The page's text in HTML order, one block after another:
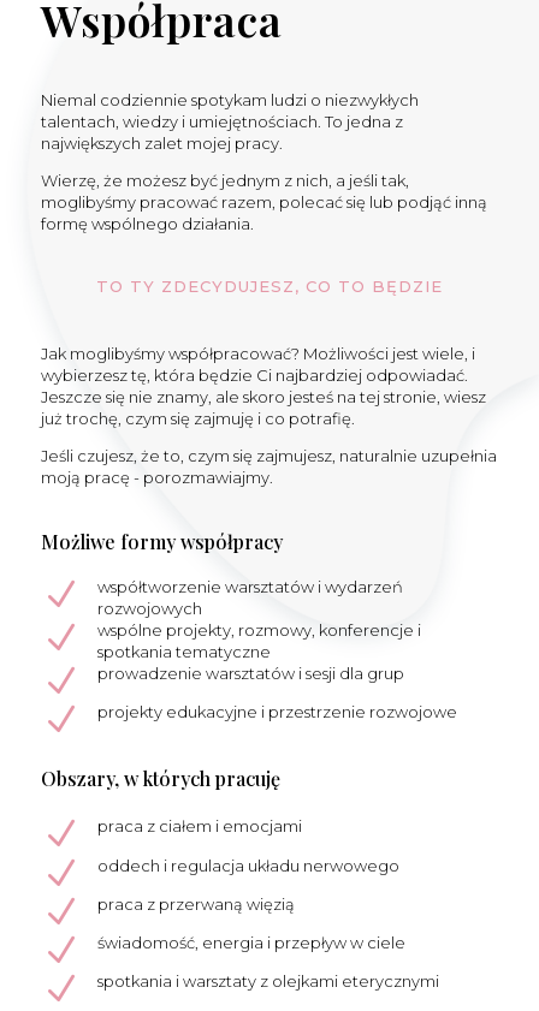
Współpraca
Niemal codziennie spotykam ludzi o niezwykłych
talentach, wiedzy i umiejętnościach. To jedna z
największych zalet mojej pracy.
Wierzę, że możesz być jednym z nich, a jeśli tak,
moglibyśmy pracować razem, polecać się lub podjąć inną
formę wspólnego działania.
TO TY ZDECYDUJESZ, CO TO BĘDZIE
Jak moglibyśmy współpracować? Możliwości jest wiele, i
wybierzesz tę, która będzie Ci najbardziej odpowiadać.
Jeszcze się nie znamy, ale skoro jesteś na tej stronie, wiesz
już trochę, czym się zajmuję i co potrafię.
Jeśli czujesz, że to, czym się zajmujesz, naturalnie uzupełnia
moją pracę - porozmawiajmy.
Możliwe formy współpracy
N
współtworzenie warsztatów i wydarzeń
rozwojowych
N
wspólne projekty, rozmowy, konferencje i
spotkania tematyczne
N prowadzenie warsztatów i sesji dla grup
N projekty edukacyjne i przestrzenie rozwojowe
Obszary, w których pracuję
N praca z ciałem i emocjami
N oddech i regulacja układu nerwowego
N praca z przerwaną więzią
N świadomość, energia i przepływ w ciele
N spotkania i warsztaty z olejkami eterycznymi